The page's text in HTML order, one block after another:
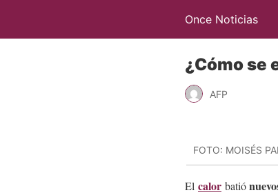
Once Noticias
¿Cómo se
AFP
FOTO: MOISÉS
El calor batió